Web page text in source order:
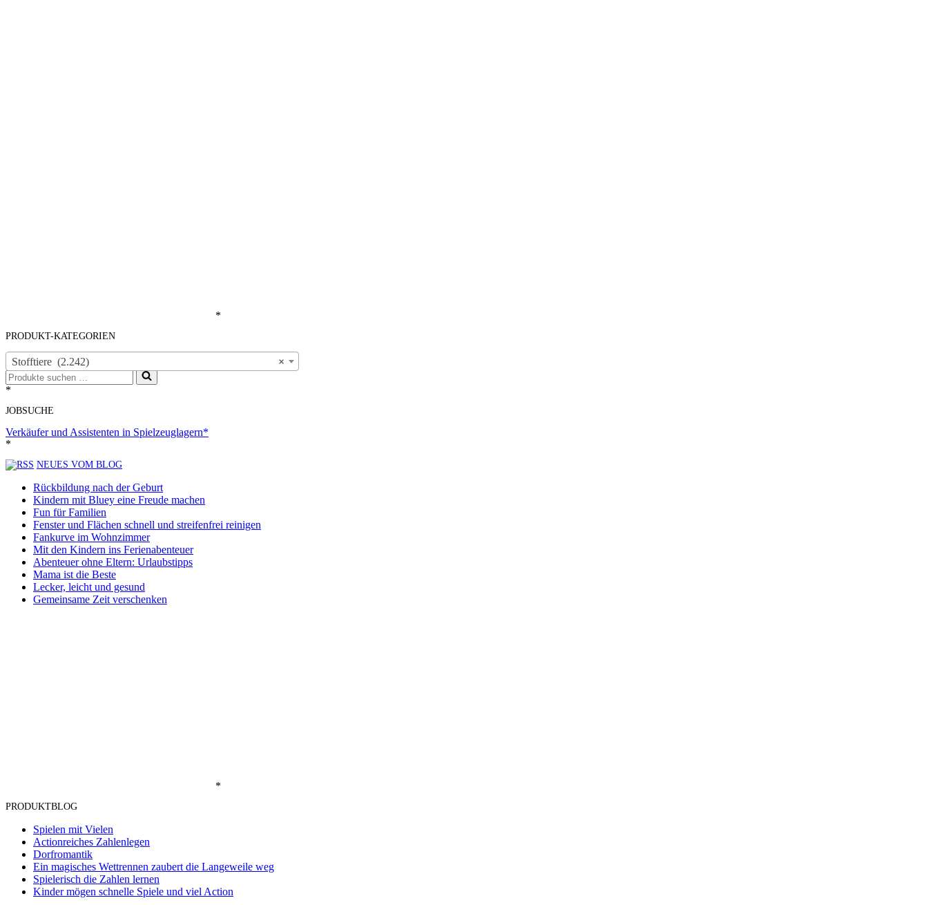
*
PRODUKT-KATEGORIEN
×
Stofftiere (2.242)
Suchen
nach …
*
JOBSUCHE
Verkäufer und Assistenten in Spielzeuglagern*
*
NEUES VOM BLOG
Rückbildung nach der Geburt
Kindern mit Bluey eine Freude machen
Fun für Familien
Fenster und Flächen schnell und streifenfrei reinigen
Fankurve im Wohnzimmer
Mit den Kindern ins Ferienabenteuer
Abenteuer ohne Eltern: Urlaubstipps
Mama ist die Beste
Lecker, leicht und gesund
Gemeinsame Zeit verschenken
*
PRODUKTBLOG
Spielen mit Vielen
Actionreiches Zahlenlegen
Dorfromantik
Ein magisches Wettrennen zaubert die Langeweile weg
Spielerisch die Zahlen lernen
Kinder mögen schnelle Spiele und viel Action